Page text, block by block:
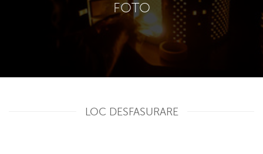
FOTO
LOC DESFASURARE